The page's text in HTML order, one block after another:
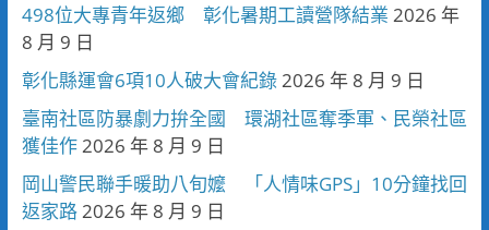
498位大專青年返鄉 彰化暑期工讀營隊結業 2026 年
8 月 9 日
彰化縣運會6項10人破大會紀錄2026 年 8 月 9 日
臺南社區防暴劇力拚全國 環湖社區奪季軍、民榮社區
獲佳作2026 年 8 月 9 日
岡山警民聯手暖助八旬嬤 「人情味GPS」10分鐘找回
返家路2026 年 8 月 9 日